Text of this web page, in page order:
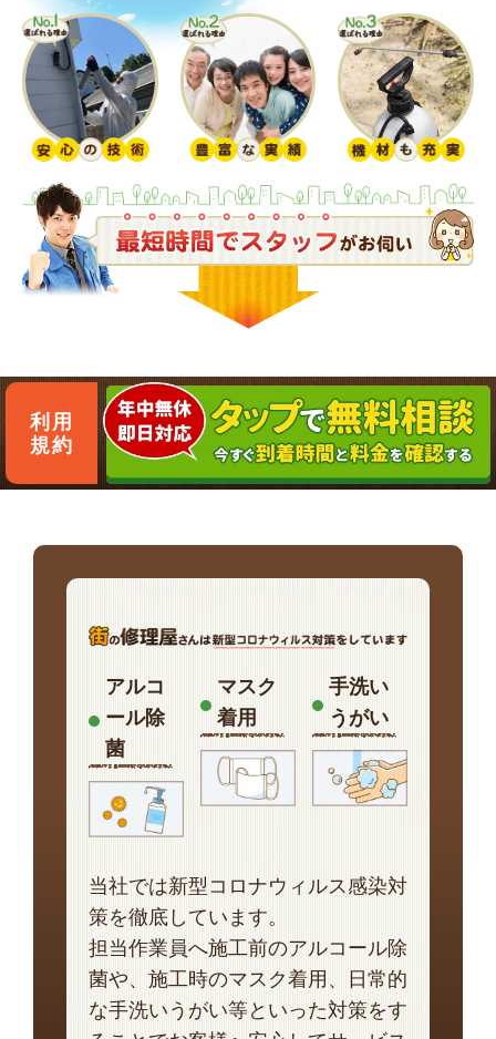
利用
規約
アルコ
ール除
菌
マスク
着用
手洗い
うがい
当社では新型コロナウィルス感染対
策を徹底しています。
担当作業員へ施工前のアルコール除
菌や、施工時のマスク着用、日常的
な手洗いうがい等といった対策をす